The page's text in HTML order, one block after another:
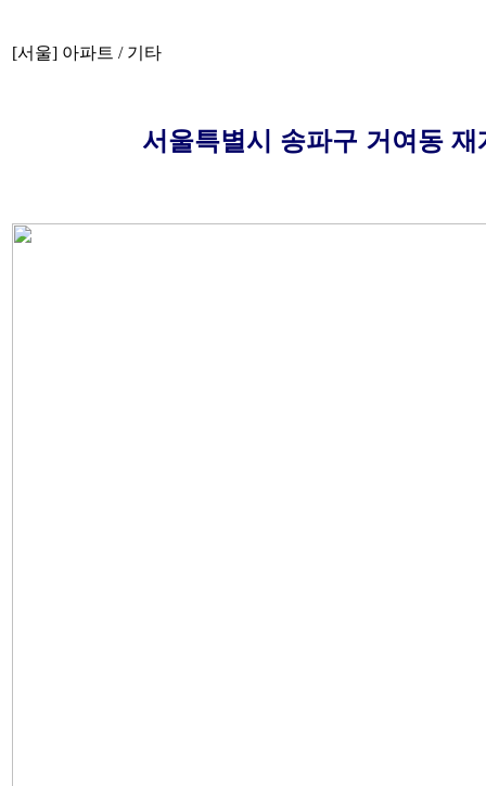
[서울] 아파트 / 기타
서울특별시 송파구 거여동 재개